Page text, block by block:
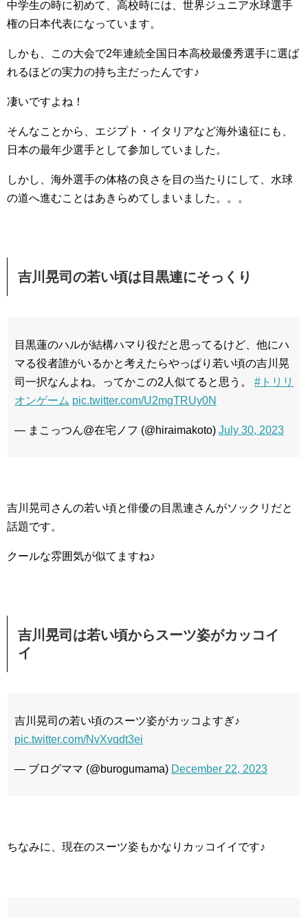
中学生の時に初めて、高校時には、世界ジュニア水球選手
権の日本代表になっています。
しかも、この大会で2年連続全国日本高校最優秀選手に選ば
れるほどの実力の持ち主だったんです♪
凄いですよね！
そんなことから、エジプト・イタリアなど海外遠征にも、
日本の最年少選手として参加していました。
しかし、海外選手の体格の良さを目の当たりにして、水球
の道へ進むことはあきらめてしまいました。。。
吉川晃司の若い頃は目黒連にそっくり
目黒蓮のハルが結構ハマり役だと思ってるけど、他にハ
マる役者誰がいるかと考えたらやっぱり若い頃の吉川晃
司一択なんよね。ってかこの2人似てると思う。 #トリリ
オンゲーム pic.twitter.com/U2mgTRUy0N
— まこっつん@在宅ノフ (@hiraimakoto) July 30, 2023
吉川晃司さんの若い頃と俳優の目黒連さんがソックリだと
話題です。
クールな雰囲気が似てますね♪
吉川晃司は若い頃からスーツ姿がカッコイ
イ
吉川晃司の若い頃のスーツ姿がカッコよすぎ♪
pic.twitter.com/NvXvqdt3ei
— ブログママ (@burogumama) December 22, 2023
ちなみに、現在のスーツ姿もかなりカッコイイです♪